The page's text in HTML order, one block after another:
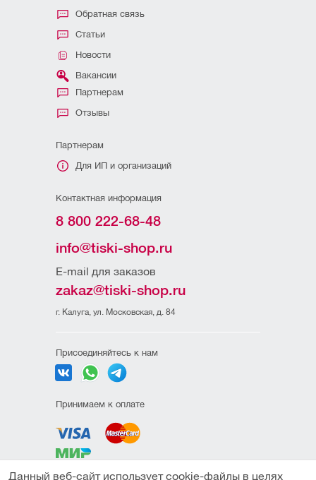
Обратная связь
Статьи
Новости
Вакансии
Партнерам
Отзывы
Партнерам
Для ИП и организаций
Контактная информация
8 800 222-68-48
info@tiski-shop.ru
E-mail для заказов
zakaz@tiski-shop.ru
г. Калуга, ул. Московская, д. 84
Присоединяйтесь к нам
Принимаем к оплате
Данный веб-сайт использует cookie-файлы в целях